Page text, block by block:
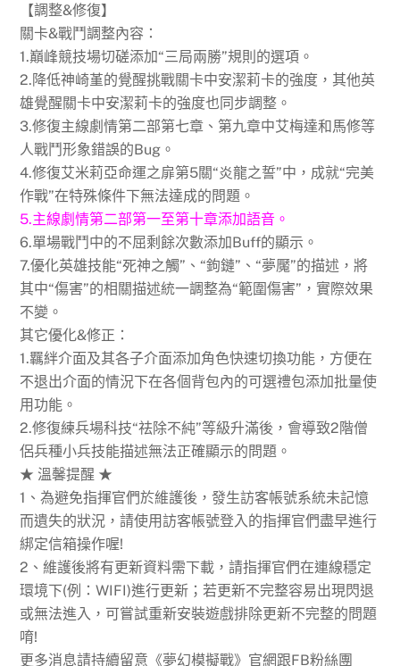
【調整&修復】
關卡&戰鬥調整內容：
1.巔峰競技場切磋添加“三局兩勝”規則的選項。
2.降低神崎堇的覺醒挑戰關卡中安潔莉卡的強度，其他英
雄覺醒關卡中安潔莉卡的強度也同步調整。
3.修復主線劇情第二部第七章、第九章中艾梅達和馬修等
人戰鬥形象錯誤的Bug。
4.修復艾米莉亞命運之扉第5關“炎龍之誓”中，成就“完美
作戰”在特殊條件下無法達成的問題。
5.主線劇情第二部第一至第十章添加語音。
6.單場戰鬥中的不屈剩餘次數添加Buff的顯示。
7.優化英雄技能“死神之觸”、“鉤鏈”、“夢魘”的描述，將
其中“傷害”的相關描述統一調整為“範圍傷害”，實際效果
不變。
其它優化&修正：
1.羈絆介面及其各子介面添加角色快速切換功能，方便在
不退出介面的情況下在各個背包內的可選禮包添加批量使
用功能。
2.修復練兵場科技“祛除不純”等級升滿後，會導致2階僧
侶兵種小兵技能描述無法正確顯示的問題。
★ 溫馨提醒 ★
1、為避免指揮官們於維護後，發生訪客帳號系統未記憶
而遺失的狀況，請使用訪客帳號登入的指揮官們盡早進行
綁定信箱操作喔!
2、維護後將有更新資料需下載，請指揮官們在連線穩定
環境下(例：WIFI)進行更新；若更新不完整容易出現閃退
或無法進入，可嘗試重新安裝遊戲排除更新不完整的問題
唷!
更多消息請持續留意《夢幻模擬戰》官網跟FB粉絲團